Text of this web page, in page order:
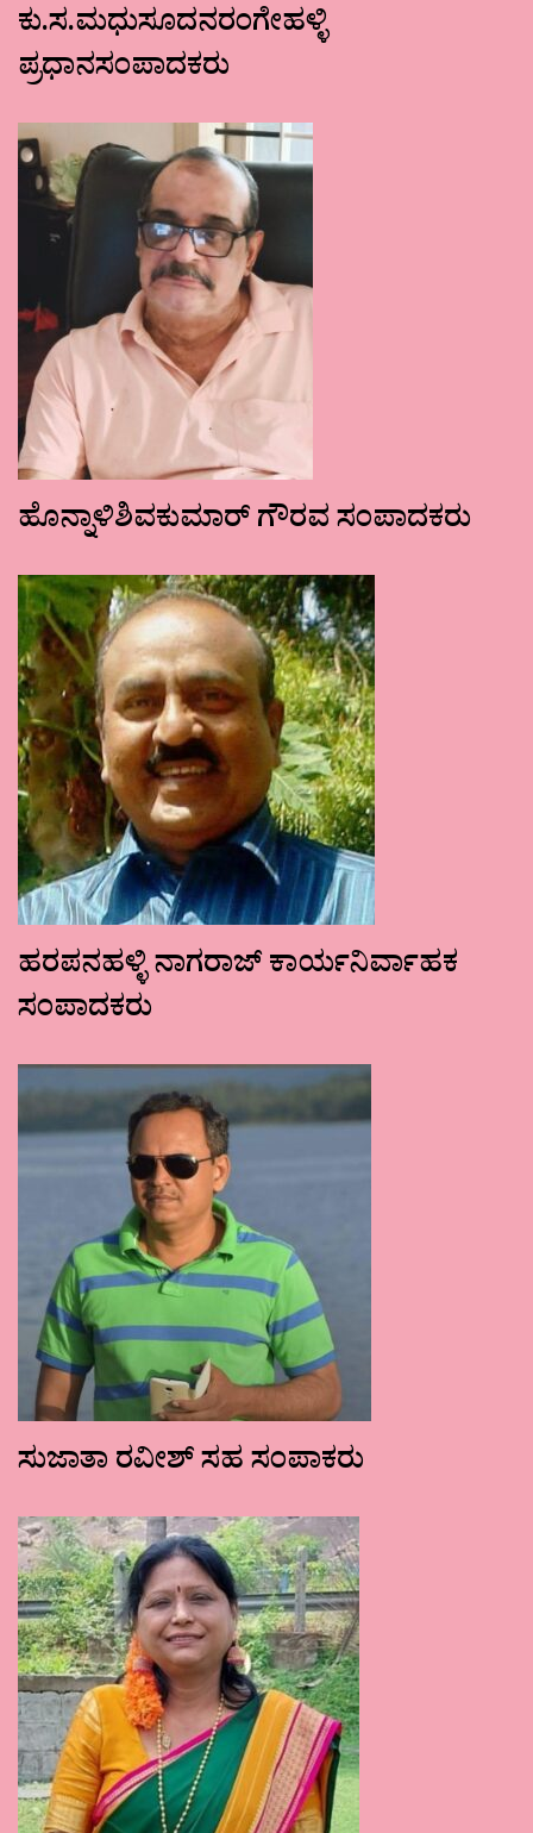
ಕು.ಸ.ಮಧುಸೂದನರಂಗೇಹಳ್ಳಿ
ಪ್ರಧಾನಸಂಪಾದಕರು
ಹೊನ್ನಾಳಿಶಿವಕುಮಾರ್ ಗೌರವ ಸಂಪಾದಕರು
ಹರಪನಹಳ್ಳಿ ನಾಗರಾಜ್ ಕಾರ್ಯನಿರ್ವಾಹಕ
ಸಂಪಾದಕರು
ಸುಜಾತಾ ರವೀಶ್ ಸಹ ಸಂಪಾಕರು